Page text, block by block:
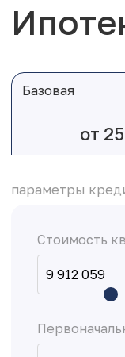
Базовая
от
параметры
Стоимость